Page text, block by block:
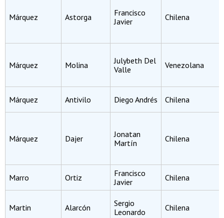
Márquez Astorga
Francisco
Javier
Chilena
Márquez Molina
Julybeth Del
Valle
Venezolana
Márquez Antivilo Diego Andrés Chilena
Márquez Dajer
Jonatan
Martín
Chilena
Marro Ortiz
Francisco
Javier
Chilena
Martin Alarcón
Sergio
Leonardo
Chilena